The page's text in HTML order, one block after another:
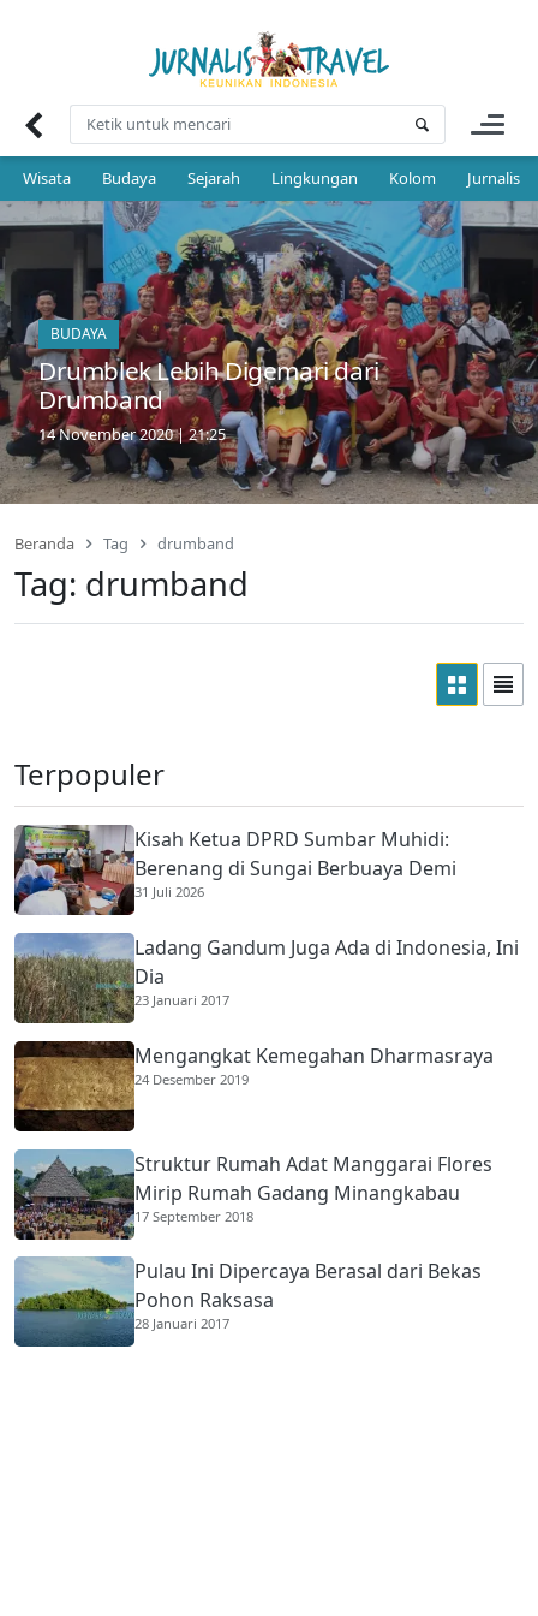
Wisata Budaya Sejarah Lingkungan Kolom Jurnalis
BUDAYA
Drumblek Lebih Digemari dari
Drumband
14 November 2020 | 21:25
Beranda Tag drumband
Tag: drumband
Terpopuler
Kisah Ketua DPRD Sumbar Muhidi:
Berenang di Sungai Berbuaya Demi
Membantu Ekonomi Orang Tua
31 Juli 2026
Ladang Gandum Juga Ada di Indonesia, Ini
Dia
23 Januari 2017
Mengangkat Kemegahan Dharmasraya
24 Desember 2019
Struktur Rumah Adat Manggarai Flores
Mirip Rumah Gadang Minangkabau
17 September 2018
Pulau Ini Dipercaya Berasal dari Bekas
Pohon Raksasa
28 Januari 2017